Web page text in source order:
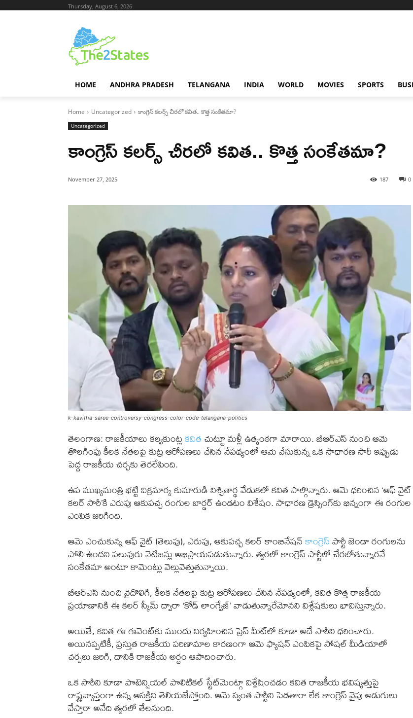
Thursday, August 6, 2026
HOME ANDHRA PRADESH TELANGANA INDIA WORLD MOVIES SPORTS
Home Uncategorized కాంగ్రెస్ కలర్స్ చీరలో కవిత.. కొత్త సంకేతమా?
Uncategorized
కాంగ్రెస్ కలర్స్ చీరలో కవిత.. కొత్త సంకేతమా?
November 27, 2025 0
187
k-kavitha-saree-controversy-congress-color-code-telangana-politics
తెలంగాణ: రాజకీయాలు కల్వకుంట్లకవితచుట్టూ మళ్లీ ఉత్కంఠగా మారాయి. బీఆర్‌ఎస్ నుంచి ఆమె
తొలగింపు కీలక నేతలపై కుట్ర ఆరోపణలు చేసిన నేపథ్యంలో ఆమె వేసుకున్న ఒక సాధారణ సారీ ఇప్పుడు
పెద్ద రాజకీయ చర్చకు తెరలేపింది.
ఉప ముఖ్యమంత్రి భట్టి విక్రమార్క కుమారుడి నిశ్చితార్థ వేడుకలో కవిత పాల్గొన్నారు. ఆమె ధరించిన ‘ఆఫ్‌ వైట్‌
కలర్‌ సారీ’కి ఎరుపు ఆకుపచ్చ రంగుల బార్డర్ ఉండటం విశేషం. సాధారణ డ్రెస్సింగ్‌కు భిన్నంగా ఈ రంగుల
ఎంపిక జరిగింది.
ఆమె ఎంచుకున్న ఆఫ్‌ వైట్‌ (తెలుపు), ఎరుపు, ఆకుపచ్చ కలర్ కాంబినేషన్కాంగ్రెస్పార్టీ జెండా రంగులను
పోలి ఉందని పలువురు నెటిజన్లు అభిప్రాయపడుతున్నారు. త్వరలో కాంగ్రెస్ పార్టీలో చేరబోతున్నారనే
సంకేతమా అంటూ కామెంట్లు వెల్లువెత్తుతున్నాయి.
బీఆర్‌ఎస్ నుంచి వైదొలిగి, కీలక నేతలపై కుట్ర ఆరోపణలు చేసిన నేపథ్యంలో, కవిత కొత్త రాజకీయ
ప్రయాణానికి ఈ కలర్ స్కీమ్‌ ద్వారా ‘కోడ్ లాంగ్వేజ్’ వాడుతున్నారేమోనని విశ్లేషకులు భావిస్తున్నారు.
అయితే, కవిత ఈ ఈవెంట్‌కు ముందు నిర్వహించిన ప్రెస్ మీట్‌లో కూడా అదే సారీని ధరించారు.
అయినప్పటికీ, ప్రస్తుత రాజకీయ పరిణామాల కారణంగా ఆమె ఫ్యాషన్ ఎంపికపై సోషల్ మీడియాలో
చర్చలు జరిగి, దానికి రాజకీయ అర్థం ఆపాదించారు.
ఒక సారీని కూడా పొటెన్షియల్ పొలిటికల్ స్టేట్‌మెంట్గా విశ్లేషించడం కవిత రాజకీయ భవిష్యత్తుపై
రాష్ట్రవ్యాప్తంగా ఉన్న ఆసక్తిని తెలియజేస్తోంది. ఆమె స్వంత పార్టీని పెడతారా లేక కాంగ్రెస్ వైపు అడుగులు
వేస్తారా అనేది త్వరలో తేలనుంది.